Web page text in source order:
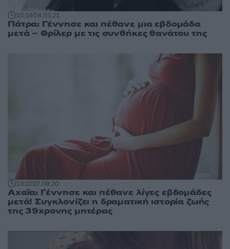
10:1908.03.21
Πάτρα: Γέννησε και πέθανε μια εβδομάδα
μετά – Θρίλερ με τις συνθήκες θανάτου της
13:1027.09.20
Αχαϊα: Γέννησε και πέθανε λίγες εβδομάδες
μετά! Συγκλονίζει η δραματική ιστορία ζωής
της 39χρονης μητέρας